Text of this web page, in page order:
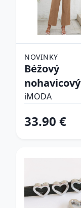
NOVINKY
Béžový
nohavicový
komplet
iMODA
33.90 €